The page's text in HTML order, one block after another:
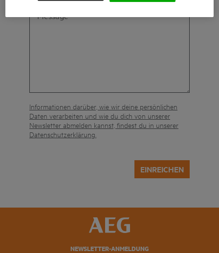
Informationen darüber, wie wir deine persönlichen
Daten verarbeiten und wie du dich von unserer
Newsletter abmelden kannst, findest du in unserer
Datenschutzerklärung.
EINREICHEN
NEWSLETTER-ANMELDUNG